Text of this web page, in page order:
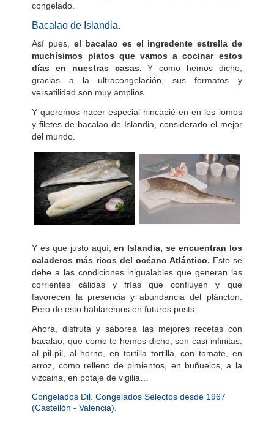
congelado.
Bacalao de Islandia.
Así pues, el bacalao es el ingredente estrella de
muchísimos platos que vamos a cocinar estos
días en nuestras casas. Y como hemos dicho,
gracias a la ultracongelación, sus formatos y
versatilidad son muy amplios.
Y queremos hacer especial hincapié en en los lomos
y filetes de bacalao de Islandia, considerado el mejor
del mundo.
Y es que justo aquí,en Islandia, se encuentran los
caladeros más ricos del océano Atlántico. Esto se
debe a las condiciones inigualables que generan las
corrientes cálidas y frías que confluyen y que
favorecen la presencia y abundancia del pláncton.
Pero de esto hablaremos en futuros posts.
Ahora, disfruta y saborea las mejores recetas con
bacalao, que como te hemos dicho, son casi infinitas:
al pil-pil, al horno, en tortilla tortilla, con tomate, en
arroz, como relleno de pimientos, en buñuelos, a la
vizcaina, en potaje de vigilia…
Congelados Dil. Congelados Selectos desde 1967
(Castellón - Valencia).